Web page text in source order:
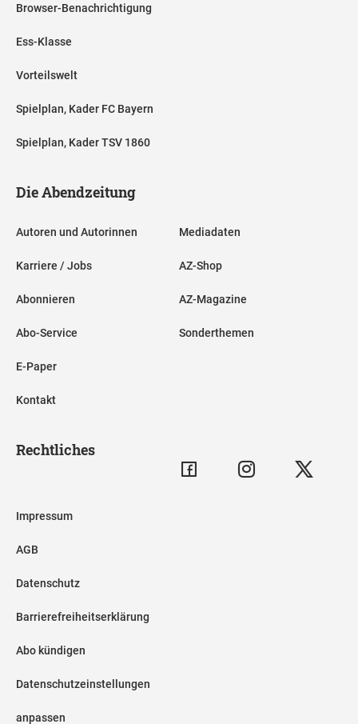
Browser-Benachrichtigung
Ess-Klasse
Vorteilswelt
Spielplan, Kader FC Bayern
Spielplan, Kader TSV 1860
Die Abendzeitung
Autoren und Autorinnen
Karriere / Jobs
Abonnieren
Abo-Service
E-Paper
Kontakt
Mediadaten
AZ-Shop
AZ-Magazine
Sonderthemen
Rechtliches
Impressum
AGB
Datenschutz
Barrierefreiheitserklärung
Abo kündigen
Datenschutzeinstellungen
anpassen